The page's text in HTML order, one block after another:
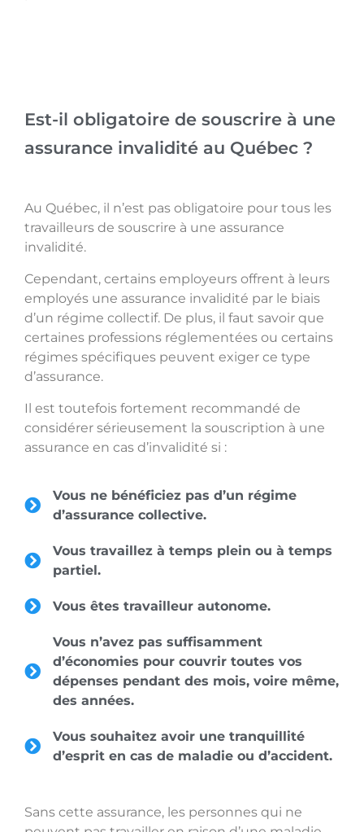
Est-il obligatoire de souscrire à une
assurance invalidité au Québec ?
Au Québec, il n’est pas obligatoire pour tous les
travailleurs de souscrire à une assurance
invalidité.
Cependant, certains employeurs offrent à leurs
employés une assurance invalidité par le biais
d’un régime collectif. De plus, il faut savoir que
certaines professions réglementées ou certains
régimes spécifiques peuvent exiger ce type
d’assurance.
Il est toutefois fortement recommandé de
considérer sérieusement la souscription à une
assurance en cas d’invalidité si :
Vous ne bénéficiez pas d’un régime
d’assurance collective.
Vous travaillez à temps plein ou à temps
partiel.
Vous êtes travailleur autonome.
Vous n’avez pas suffisamment
d’économies pour couvrir toutes vos
dépenses pendant des mois, voire même,
des années.
Vous souhaitez avoir une tranquillité
d’esprit en cas de maladie ou d’accident.
Sans cette assurance, les personnes qui ne